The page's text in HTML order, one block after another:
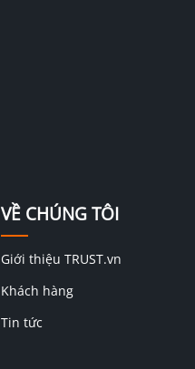
VỀ CHÚNG TÔI
Giới thiệu TRUST.vn
Khách hàng
Tin tức